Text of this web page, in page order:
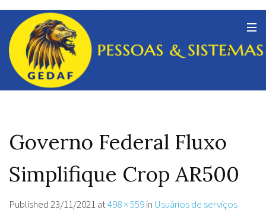
Governo Federal Fluxo
Simplifique Crop AR500
Published23/11/2021at498 × 559in Usuários de serviços